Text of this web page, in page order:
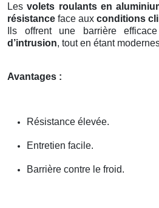
Lesvolets roulants en
résistance face aux conditions
Ils offrent une barrière
d’intrusion, tout en étant
Avantages :
Résistance élevée.
Entretien facile.
Barrière contre le froid.